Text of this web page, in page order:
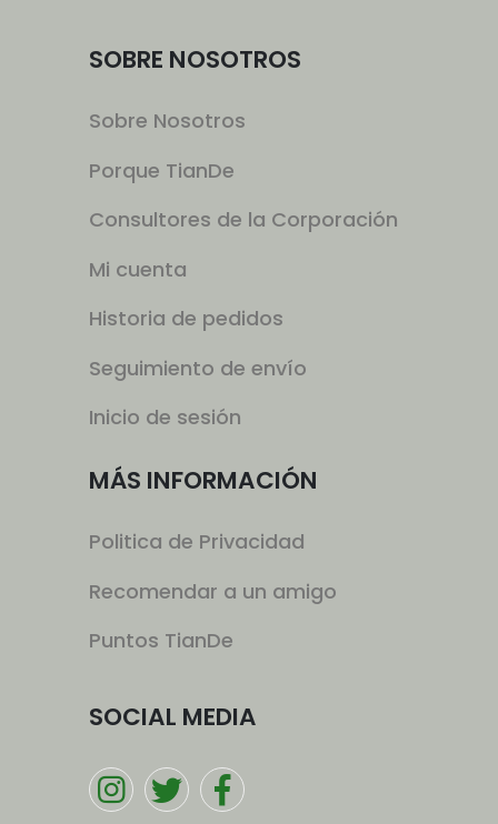
SOBRE NOSOTROS
Sobre Nosotros
Porque TianDe
Consultores de la Corporación
Mi cuenta
Historia de pedidos
Seguimiento de envío
Inicio de sesión
MÁS INFORMACIÓN
Politica de Privacidad
Recomendar a un amigo
Puntos TianDe
SOCIAL MEDIA